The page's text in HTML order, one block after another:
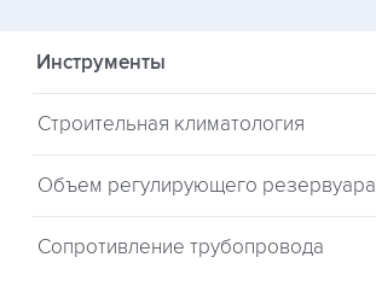
Инструменты
Строительная климатология
Объем регулирующего резервуара
Сопротивление трубопровода